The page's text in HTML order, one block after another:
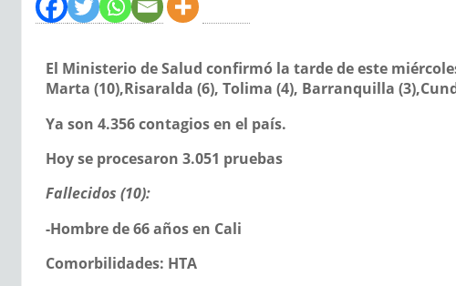
El Ministerio de Salud confirmó la tarde de este
Marta (10),Risaralda (6), Tolima (4), Barranquilla
Ya son 4.356 contagios en el país.
Hoy se procesaron 3.051 pruebas
Fallecidos (10):
-Hombre de 66 años en Cali
Comorbilidades: HTA